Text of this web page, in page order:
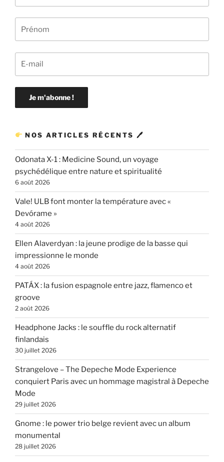
NOS ARTICLES RÉCENTS 🖊
Odonata X-1 : Medicine Sound, un voyage
psychédélique entre nature et spiritualité
6 août 2026
Vale! ULB font monter la température avec «
Devórame »
4 août 2026
Ellen Alaverdyan : la jeune prodige de la basse qui
impressionne le monde
4 août 2026
PATÁX : la fusion espagnole entre jazz, flamenco et
groove
2 août 2026
Headphone Jacks : le souffle du rock alternatif
finlandais
30 juillet 2026
Strangelove – The Depeche Mode Experience
conquiert Paris avec un hommage magistral à Depeche
Mode
29 juillet 2026
Gnome : le power trio belge revient avec un album
monumental
28 juillet 2026